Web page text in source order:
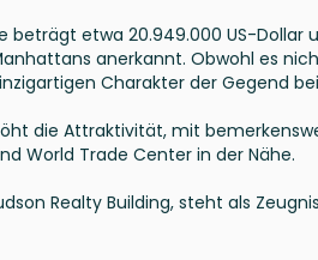
etwa 20.949.000 US-Dollar
anerkannt. Obwohl es
Charakter der Gegend
die Attraktivität, mit
World Trade Center in der Nähe.
Realty Building, steht als